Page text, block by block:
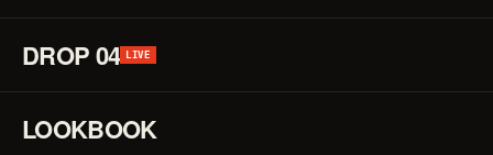
DROP 04 LIVE
LOOKBOOK